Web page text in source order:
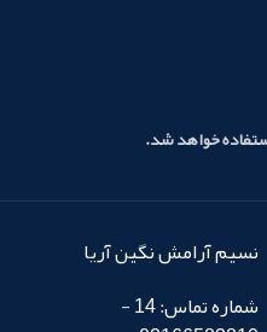
خواهد شد.
نسیم آرامش نگین آریا
شماره تماس: 14 -